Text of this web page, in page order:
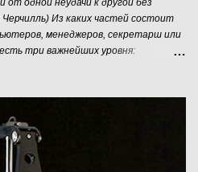
Из каких частей состоит
менеджеров, секретарш или
три важнейших уровня:
несколько, они реализуются
Продукты - это видимая часть
приносит деньги в бизнес, живущий
и денежно основателями.
бизнес?» мы можем с